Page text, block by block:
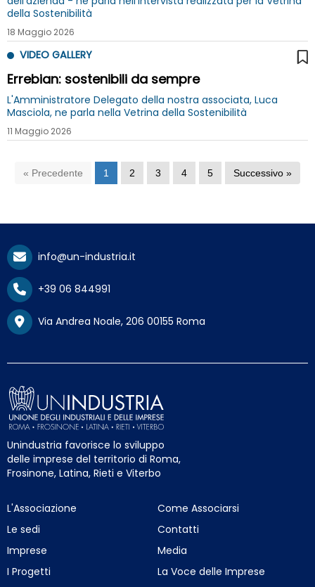
della Sostenibilità
18 Maggio 2026
VIDEO GALLERY
Errebian: sostenibili da sempre
L'Amministratore Delegato della nostra associata, Luca
Masciola, ne parla nella Vetrina della Sostenibilità
11 Maggio 2026
« Precedente 1 2 3 4 5 Successivo »
info@un-industria.it
+39 06 844991
Via Andrea Noale, 206 00155 Roma
Unindustria favorisce lo sviluppo
delle imprese del territorio di Roma,
Frosinone, Latina, Rieti e Viterbo
L'Associazione
Le sedi
Imprese
I Progetti
Come Associarsi
Contatti
Media
La Voce delle Imprese